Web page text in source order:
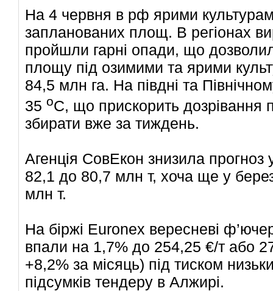
На 4 червня в рф ярими
запланованих площ. В регіонах
пройшли гарні опади, що
площу під озимими та ярими
84,5 млн га. На півдні та
35 оС, що прискорить дозрівання
збирати вже за тиждень.
Агенція СовЕкон знизила
82,1 до 80,7 млн т, хоча ще у
млн т.
На біржі Euronex вересневі
впали на 1,7% до 254,25 €/т або
+8,2% за місяць) під тиском
підсумків тендеру в Алжирі.